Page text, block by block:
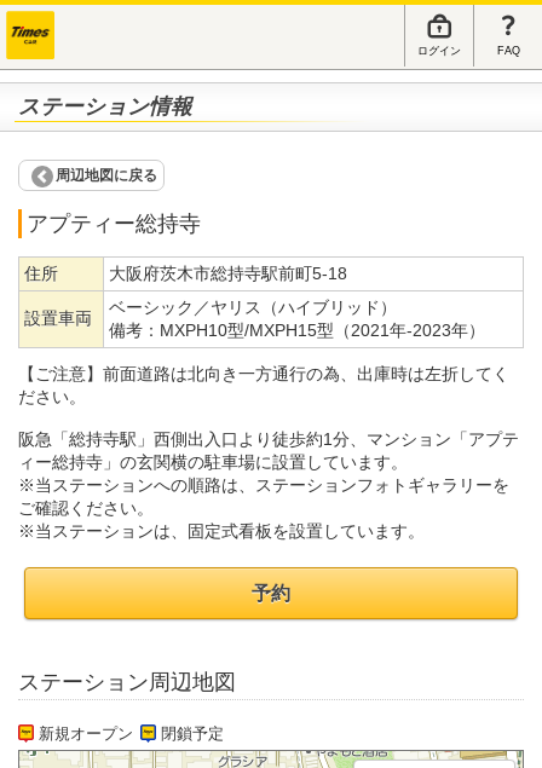
ログイン FAQ
ステーション情報
周辺地図に戻る
アプティー総持寺
住所 大阪府茨木市総持寺駅前町5-18
設置車両
ベーシック／ヤリス（ハイブリッド）
備考： MXPH10型/MXPH15型（2021年-2023年）
【ご注意】前面道路は北向き一方通行の為、出庫時は左折してく
ださい。
阪急「総持寺駅」西側出入口より徒歩約1分、マンション「アプテ
ィー総持寺」の玄関横の駐車場に設置しています。
※当ステーションへの順路は、ステーションフォトギャラリーを
ご確認ください。
※当ステーションは、固定式看板を設置しています。
予約
ステーション周辺地図
新規オープン 閉鎖予定